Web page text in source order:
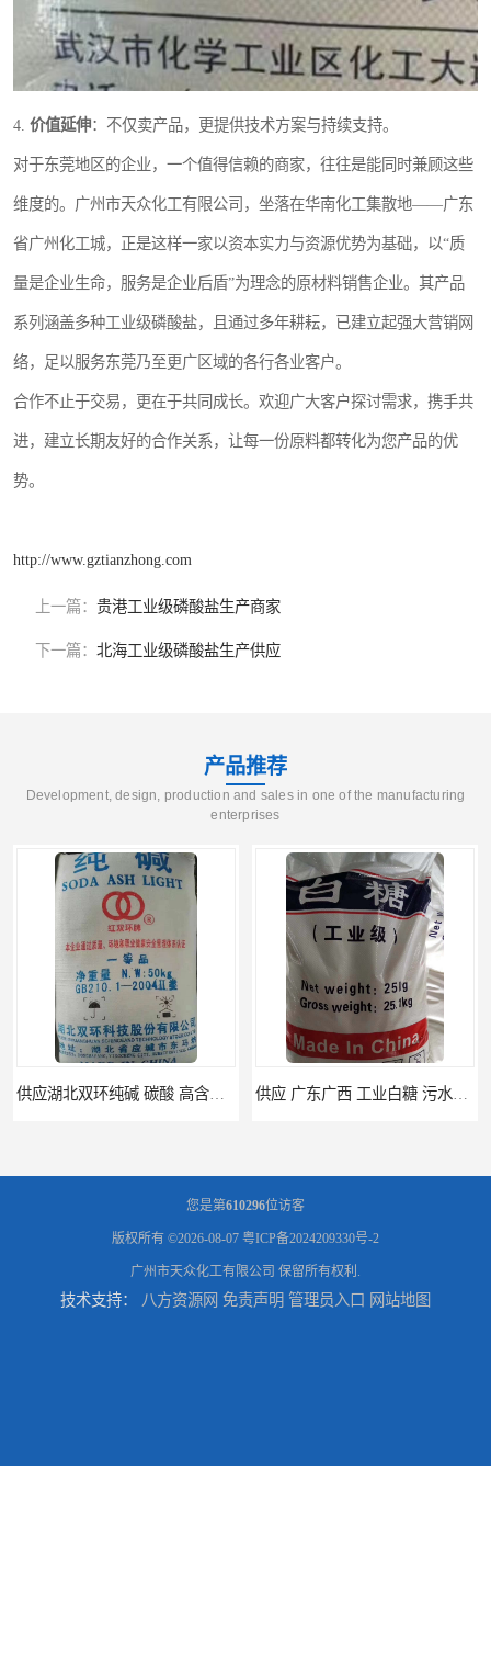
4. 价值延伸：不仅卖产品，更提供技术方案与持续支持。
对于东莞地区的企业，一个值得信赖的商家，往往是能同时兼顾这些
维度的。广州市天众化工有限公司，坐落在华南化工集散地——广东
省广州化工城，正是这样一家以资本实力与资源优势为基础，以“质
量是企业生命，服务是企业后盾”为理念的原材料销售企业。其产品
系列涵盖多种工业级磷酸盐，且通过多年耕耘，已建立起强大营销网
络，足以服务东莞乃至更广区域的各行各业客户。
合作不止于交易，更在于共同成长。欢迎广大客户探讨需求，携手共
进，建立长期友好的合作关系，让每一份原料都转化为您产品的优
势。
http://www.gztianzhong.com
上一篇： 贵港工业级磷酸盐生产商家
下一篇： 北海工业级磷酸盐生产供应
产品推荐
Development, design, production and sales in one of the manufacturing
enterprises
供应湖北双环纯碱 碳酸 高含量纯碱 供应 广东广西 工业白糖 污水处理
您是第610296位访客
版权所有 ©2026-08-07 粤ICP备2024209330号-2
广州市天众化工有限公司 保留所有权利.
技术支持： 八方资源网 免责声明 管理员入口 网站地图